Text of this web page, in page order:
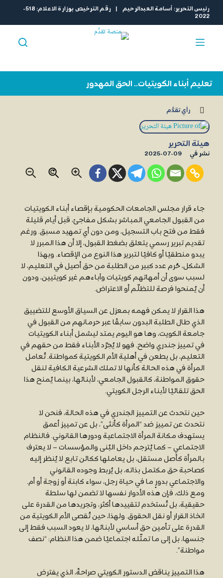
ل
رئيس التحرير: أسامة العبدالرحيم | رقم الترخيص بوزارة الاعلام: 518-
2022
تعليم أبناء الكويتيات.. الحق المهدور
رأي تقدُّم
هيئة التحرير
نشر في 2025-07-09
جاء قرار مجلس الجامعات الحكومية بإقصاء أبناء الكويتيات
من القبول الجامعي المباشر بشكل مفاجئ، قبل أيام قليلة
فقط من فتح باب التسجيل، ومن دون أي تمهيد مسبق. ورغم
تقديم تبرير رسمي يتعلق بضغط القبول، إلا أن هذا المبرر لا
يبدو منطقيًا أو كافيًا لتبرير هذا النوع من الإقصاء. وبهذا
الشكل، حُرم عدد كبير من الطلبة من حق أصيل في التعليم، لا
لسبب سوى أن أمهاتهم كويتيات وآباءهم غير كويتيين، ودون
أن يُمنحوا فرصة للتظلّم أو الاعتراض.
هذا القرار لا يمكن فهمه بمعزل عن السياق الأوسع للتضييق
الذي طال الطلبة البدون سابقًا عبر حرمانهم من القبول في
جامعة الكويت، وها هو اليوم يمتد ليشمل أبناء الكويتيات
في تمييز جندري واضح. فهو لا يُجرّد الأبناء فقط من حقهم في
التعليم، بل يطعن في أهلية الأم الكويتية كمواطنة. تُعامل
المرأة في هذه الحالة كأنها لا تملك الشرعية الكافية لنقل
حقوق المواطنة، كالقبول الجامعي، لأبنائها، بينما يُمنح هذا
الحق تلقائيًا لأبناء الرجل الكويتي.
حين نتحدث عن التمييز الجندري في هذه الحالة، فنحن لا
نتحدث عن تمييز ضد “المرأة كأنثى”، بل عن تمييز أعمق
يستهدف مكانة المرأة الاجتماعية ودورها القانوني. فالنظام
الاجتماعي – كما يُترجم داخل البُنى والمؤسسات – لا يعترف
بالمرأة كأصل مستقل، بل يعاملها ككائن تابع لا يُنظر إليه
كصاحبة حق مكتمل بذاته، بل يُربط وجوده القانوني
والاجتماعي بدورٍ ما في حياة رجل، سواء كابنة أو زوجة أو أم.
ومع ذلك، فإن هذه الأدوار نفسها لا تضمن لها سلطة
حقيقية، بل تُستخدم لتقييدها أكثر، وتجريدها من القدرة على
اتخاذ القرار أو نقل الحقوق. ولهذا، حين تُقصى الأم الكويتية من
القدرة على تأمين حق أساسي لأبنائها، لا يعود السبب فقط إلى
جنسها، بل إلى ما تمثّله اجتماعيًا ضمن هذا النظام: “نصف
مواطنة”.
هذا التمييز يناقض الدستور الكويتي صراحةً، الذي يفترض